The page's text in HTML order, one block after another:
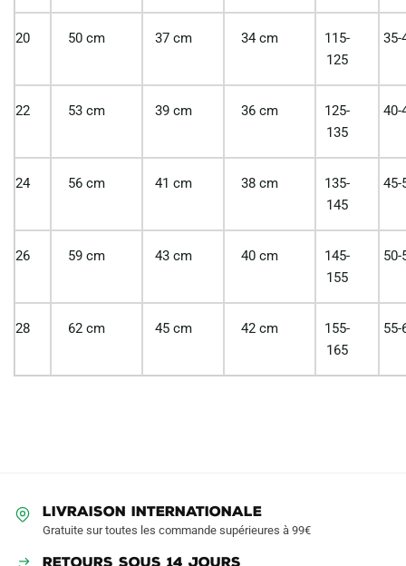
20 50 cm 37 cm 34 cm
115-
125
35-
22 53 cm 39 cm 36 cm
125-
135
40-
24 56 cm 41 cm 38 cm
135-
145
45-
26 59 cm 43 cm 40 cm
145-
155
50-
28 62 cm 45 cm 42 cm
155-
165
55-
LIVRAISON INTERNATIONALE
Gratuite sur toutes les commande supérieures à 99€
RETOURS SOUS 14 JOURS